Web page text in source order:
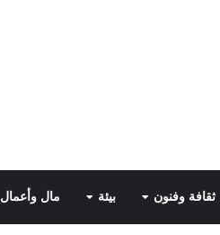
ثقافة وفنون بيئة مال وأعمال